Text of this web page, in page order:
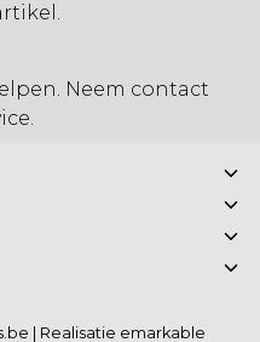
Neem contact
| Realisatie emarkable